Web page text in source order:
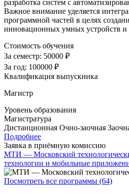
разработка систем с
Важное внимание уделяется
программной частей в целях
инновационных умных устройств и
Стоимость обучения
За семестр: 50000 ₽
За год: 100000 ₽
Квалификация выпускника
Магистр
Уровень образования
Магистратура
Дистанционная Очно-заочная
Подробнее
Заявка в приёмную комиссию
МТИ — Московский
технологии и мобильные
Посмотреть все программы (64)